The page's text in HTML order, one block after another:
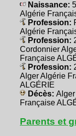
Naissance:
Algérie
Profession:
Algérie
Profession:
Cordonnier
Française
Profession:
Alger Algérie
ALGÉRIE
Décès:
Française
Parents et